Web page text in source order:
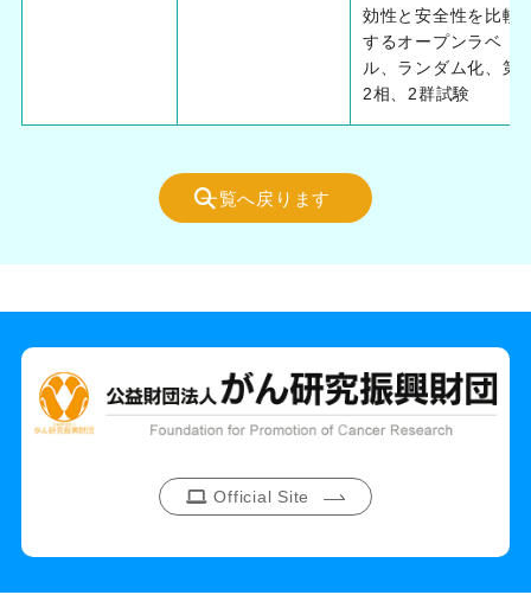
効性と安全性を比較
するオープンラベ
ル、ランダム化、第
2相、2群試験
一覧へ戻ります
Official Site